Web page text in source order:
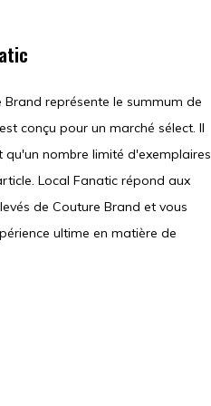
Brand représente le summum de
conçu pour un marché sélect. Il
qu'un nombre limité d'exemplaires
Local Fanatic répond aux
de Couture Brand et vous
ultime en matière de